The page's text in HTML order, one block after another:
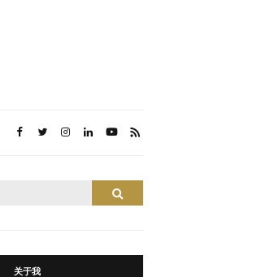
搜索
关于我